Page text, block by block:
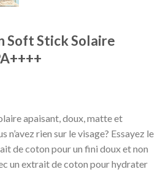
Soft Stick Solaire
apaisant, doux, matte et
n’avez rien sur le visage? Essayez le
de coton pour un fini doux et non
un extrait de coton pour hydrater